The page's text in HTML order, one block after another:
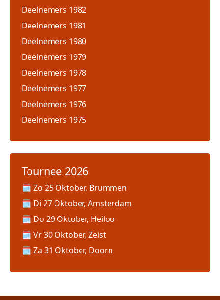
Deelnemers 1982
Deelnemers 1981
Deelnemers 1980
Deelnemers 1979
Deelnemers 1978
Deelnemers 1977
Deelnemers 1976
Deelnemers 1975
Tournee 2026
Zo 25 Oktober, Brummen
Di 27 Oktober, Amsterdam
Do 29 Oktober, Heiloo
Vr 30 Oktober, Zeist
Za 31 Oktober, Doorn